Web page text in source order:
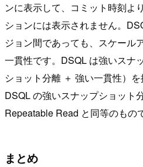
ンに表示して、コミット時刻よ
ションには表示されません。
ジョン間であっても、スケール
一貫性です。DSQL は強いスナ
ショット分離 ＋ 強い一貫性）
DSQL の強いスナップショット
Repeatable Read と同等のもの
まとめ